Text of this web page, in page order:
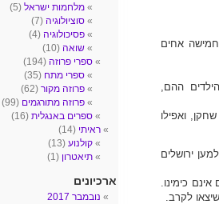
אחים
ההם,
ואפילו
ירושלים
כימינו.
לקרב.
מלחמות ישראל (5)
סוציולוגיה (7)
פסיכולוגיה (4)
שואה (10)
ספרי פרוזה (194)
ספרי מתח (35)
פרוזה מקור (62)
פרוזה מתורגמים (99)
ספרים באנגלית (16)
ראיתי (14)
קולנוע (13)
תיאטרון (1)
ארכיונים
נובמבר 2017